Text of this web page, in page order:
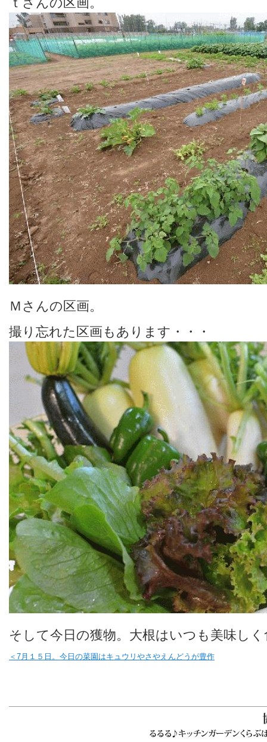
Ｍさんの区画。
撮り忘れた区画もあります・・・
そして今日の獲物。大根はいつも美味し
＜7月１５日。今日の菜園はキュウリやさやえんどうが豊作